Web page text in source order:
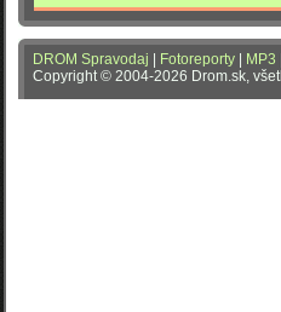
DROM Spravodaj Fotoreporty MP3
Copyright © 2004-2026 Drom.sk,